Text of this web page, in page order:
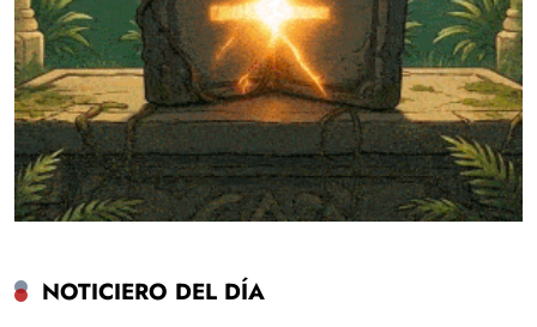
NOTICIERO DEL DÍA